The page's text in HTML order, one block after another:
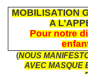
MOBILISATION
A
Pour notre
(NOUS
AVEC MASQUE